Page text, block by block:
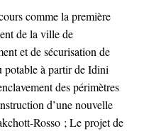
comme la première
de la ville de
et de sécurisation de
potable à partir de Idini
des périmètres
d’une nouvelle
Rosso ; Le projet de